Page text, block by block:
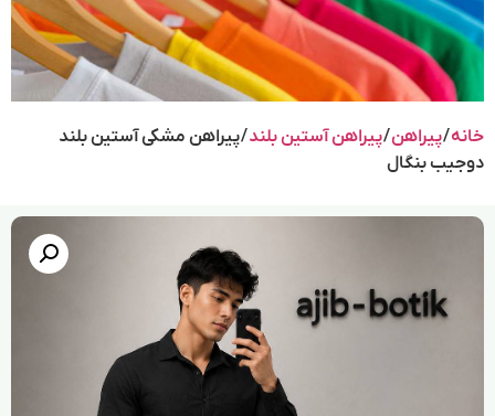
خانه/پیراهن/پیراهن آستین بلند/ پیراهن مشکی آستین بلند
دوجیب بنگال